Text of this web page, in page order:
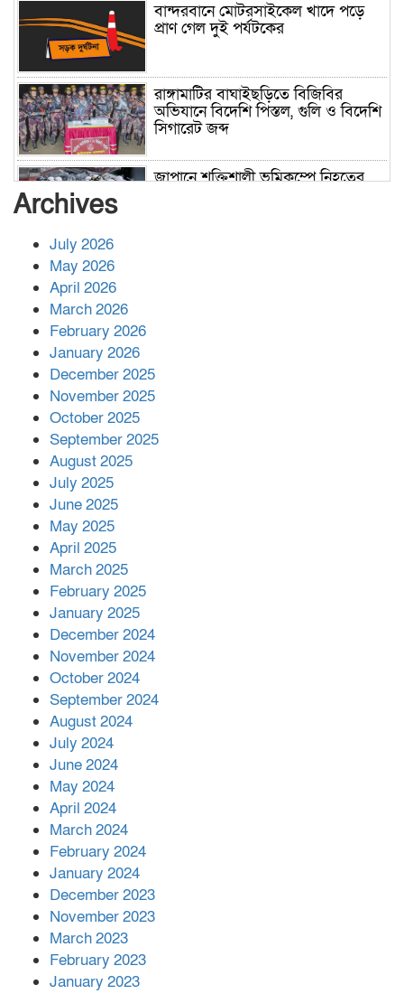
বান্দরবানে মোটরসাইকেল খাদে পড়ে
প্রাণ গেল দুই পর্যটকের
রাঙ্গামাটির বাঘাইছড়িতে বিজিবির
অভিযানে বিদেশি পিস্তল, গুলি ও বিদেশি
সিগারেট জব্দ
জাপানে শক্তিশালী ভূমিকম্পে নিহতের
পর ফোন তারেক রহমানের,গ্যাস সঙ্কট
সহায়তা দিলেন সাচিং প্রু জেরী
Archives
July 2026
May 2026
April 2026
March 2026
February 2026
January 2026
December 2025
November 2025
October 2025
September 2025
August 2025
July 2025
June 2025
May 2025
April 2025
March 2025
February 2025
January 2025
December 2024
November 2024
October 2024
September 2024
August 2024
July 2024
June 2024
May 2024
April 2024
March 2024
February 2024
January 2024
December 2023
November 2023
March 2023
February 2023
January 2023